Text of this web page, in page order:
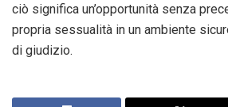
ciò significa un’opportunità senza
propria sessualità in un ambiente
di giudizio.